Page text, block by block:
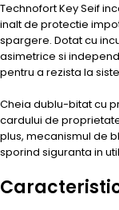
Technofort Key Seif
inalt de protectie
spargere. Dotat cu
asimetrice si
pentru a rezista la
Cheia dublu-bitat cu
cardului de
plus, mecanismul de
sporind siguranta in